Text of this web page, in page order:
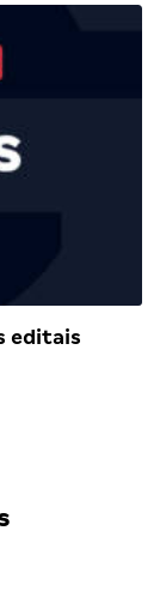
editais